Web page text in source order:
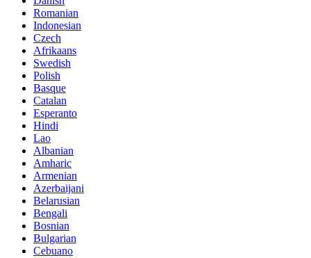
Romanian
Indonesian
Czech
Afrikaans
Swedish
Polish
Basque
Catalan
Esperanto
Hindi
Lao
Albanian
Amharic
Armenian
Azerbaijani
Belarusian
Bengali
Bosnian
Bulgarian
Cebuano